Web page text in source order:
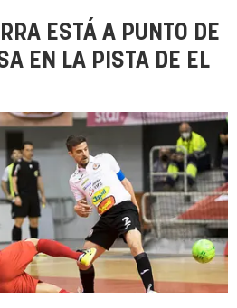
ESTÁ A PUNTO DE
EN LA PISTA DE EL